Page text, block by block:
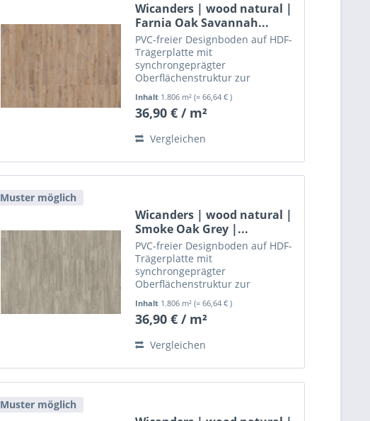
Wicanders | wood natural |
Farnia Oak Savannah...
PVC-freier Designboden auf HDF-
Trägerplatte mit
synchrongeprägter
Oberflächenstruktur zur
Verlegung.
Inhalt 1.806 m²(= 66,64 € )
36,90 € / m²
Vergleichen
Muster möglich
Wicanders | wood natural |
Smoke Oak Grey |...
PVC-freier Designboden auf HDF-
Trägerplatte mit
synchrongeprägter
Oberflächenstruktur zur
Verlegung.
Inhalt 1.806 m²(= 66,64 € )
36,90 € / m²
Vergleichen
Muster möglich